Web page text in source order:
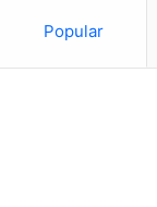
Popular